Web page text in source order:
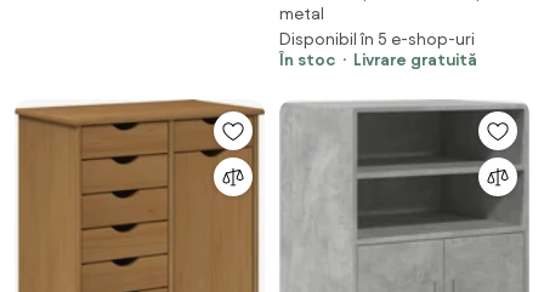
metal
Disponibil în 5 e-shop-uri
În stoc
Livrare gratuită